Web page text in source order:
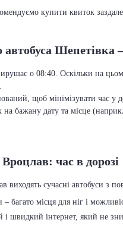
купити квиток
автобуса Шепетівка
о 08:40. Оскільки на
щоб мінімізувати час у
бажану дату та місце
час в дорозі
виходять сучасні автобуси з
– багато місця для ніг і
і швидкий інтернет, який не